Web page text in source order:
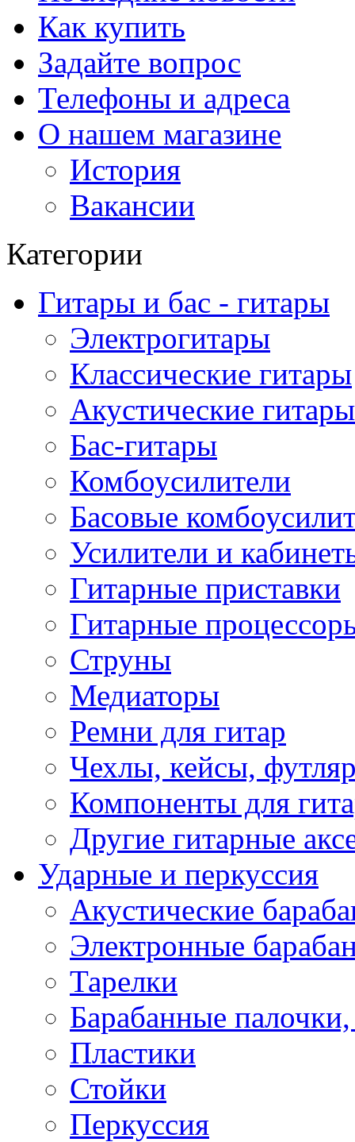
Как купить
Задайте вопрос
Телефоны и адреса
О нашем магазине
История
Вакансии
Категории
Гитары и бас - гитары
Электрогитары
Классические гитары
Акустические гитары
Бас-гитары
Комбоусилители
Басовые
Усилители и
Гитарные приставки
Гитарные
Струны
Медиаторы
Ремни для гитар
Чехлы, кейсы,
Компоненты для
Другие гитарные
Ударные и перкуссия
Акустические
Электронные
Тарелки
Барабанные
Пластики
Стойки
Перкуссия